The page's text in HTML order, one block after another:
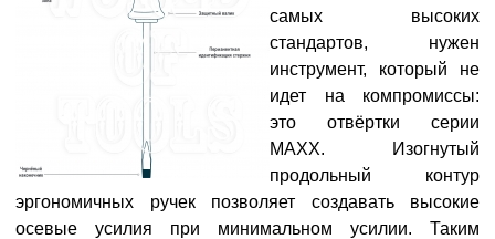
самых высоких
стандартов, нужен
инструмент, который не
идет на компромиссы:
это отвёртки серии
MAXX. Изогнутый
продольный контур
эргономичных ручек позволяет создавать высокие
осевые усилия при минимальном усилии. Таким